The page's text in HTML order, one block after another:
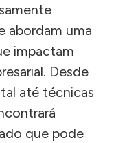
abordam uma
impactam
Desde
até técnicas
que pode